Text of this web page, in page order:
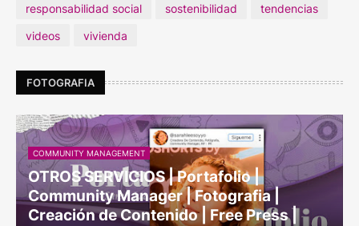
responsabilidad social
sostenibilidad
tendencias
videos
vivienda
FOTOGRAFIA
COMMUNITY MANAGEMENT
OTROS SERVICIOS | Portafolio |
Community Manager | Fotografia |
Creación de Contenido | Free Press |